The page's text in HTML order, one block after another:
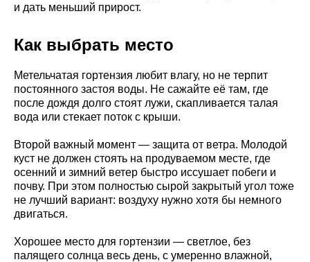
и дать меньший прирост.
Как выбрать место
Метельчатая гортензия любит влагу, но не терпит
постоянного застоя воды. Не сажайте её там, где
после дождя долго стоят лужи, скапливается талая
вода или стекает поток с крыши.
Второй важный момент — защита от ветра. Молодой
куст не должен стоять на продуваемом месте, где
осенний и зимний ветер быстро иссушает побеги и
почву. При этом полностью сырой закрытый угол тоже
не лучший вариант: воздуху нужно хотя бы немного
двигаться.
Хорошее место для гортензии — светлое, без
палящего солнца весь день, с умеренно влажной,